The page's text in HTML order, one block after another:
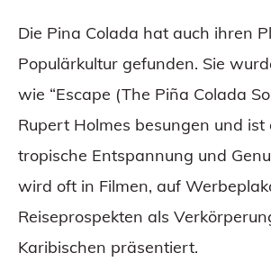
Die Pina Colada hat auch ihren
Populärkultur gefunden. Sie
wie “Escape (The Piña Colada
Rupert Holmes besungen und ist
tropische Entspannung und
wird oft in Filmen, auf
Reiseprospekten als
Karibischen präsentiert.